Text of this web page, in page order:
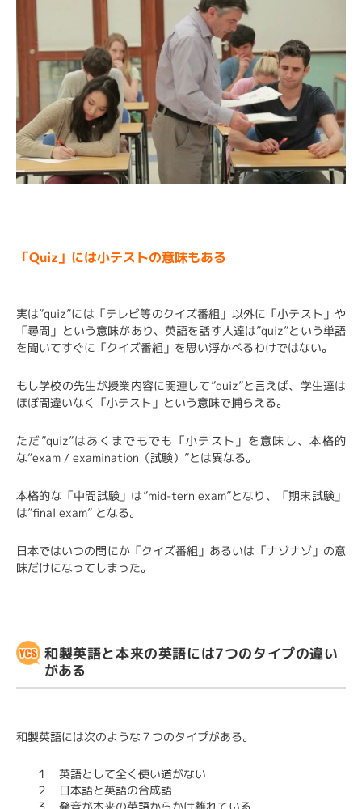
「Quiz」には小テストの意味もある
実は”quiz”には「テレビ等のクイズ番組」以外に「小テスト」や
「尋問」という意味があり、英語を話す人達は”quiz”という単語
を聞いてすぐに「クイズ番組」を思い浮かべるわけではない。
もし学校の先生が授業内容に関連して”quiz”と言えば、学生達は
ほぼ間違いなく「小テスト」という意味で捕らえる。
ただ”quiz”はあくまでもでも「小テスト」を意味し、本格的
な“exam / examination（試験）”とは異なる。
本格的な「中間試験」は”mid-tern exam”となり、「期末試験」
は”final exam” となる。
日本ではいつの間にか「クイズ番組」あるいは「ナゾナゾ」の意
味だけになってしまった。
和製英語と本来の英語には7つのタイプの違い
がある
和製英語には次のような７つのタイプがある。
１ 英語として全く使い道がない
２ 日本語と英語の合成語